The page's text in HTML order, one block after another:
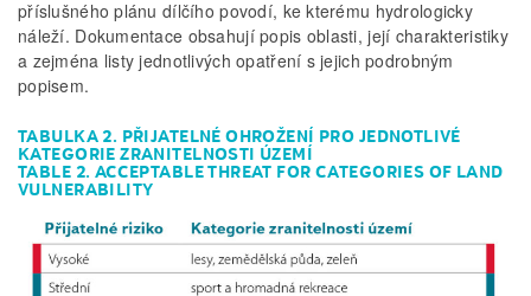
příslušného plánu dílčího povodí, ke kterému hydrologicky
náleží. Dokumentace obsahují popis oblasti, její charakteristiky
a zejména listy jednotlivých opatření s jejich podrobným
popisem.
TABULKA 2. PŘIJATELNÉ OHROŽENÍ PRO JEDNOTLIVÉ
KATEGORIE ZRANITELNOSTI ÚZEMÍ
TABLE 2. ACCEPTABLE THREAT FOR CATEGORIES OF LAND
VULNERABILITY